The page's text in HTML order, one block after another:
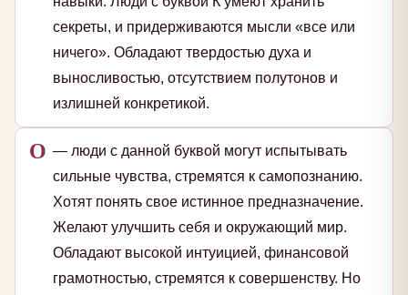
секреты, и придерживаются мысли «все или
ничего». Обладают твердостью духа и
выносливостью, отсутствием полутонов и
излишней конкретикой.
О — люди с данной буквой могут испытывать
сильные чувства, стремятся к самопознанию.
Хотят понять свое истинное предназначение.
Желают улучшить себя и окружающий мир.
Обладают высокой интуицией, финансовой
грамотностью, стремятся к совершенству. Но